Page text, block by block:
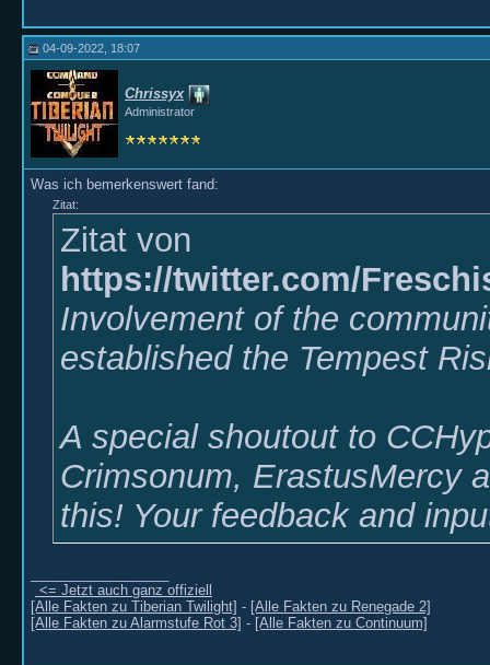
04-09-2022, 18:07
Chrissyx
Administrator
Was ich bemerkenswert fand:
Zitat:
Zitat von
https://twitter.com/
Involvement of the
established the Tempest
A special shoutout to
Crimsonum, ErastusMercy
this! Your feedback and
<= Jetzt auch ganz offiziell
[Alle Fakten zu Tiberian Twilight] - [Alle Fakten zu Renegade 2]
[Alle Fakten zu Alarmstufe Rot 3] - [Alle Fakten zu Continuum]